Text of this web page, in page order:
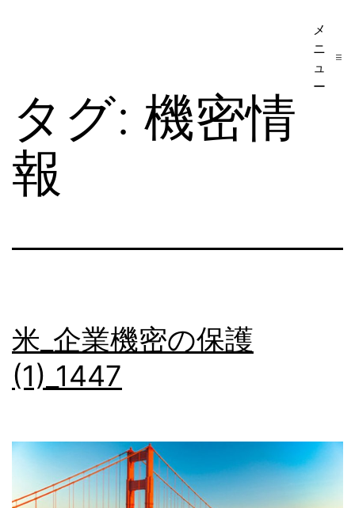
プ
カ
移
民・
ビ
手
の
日
本
談
メ
ニ
ュ
ー
タグ: 機密情
報
米_企業機密の保護
(1)_1447